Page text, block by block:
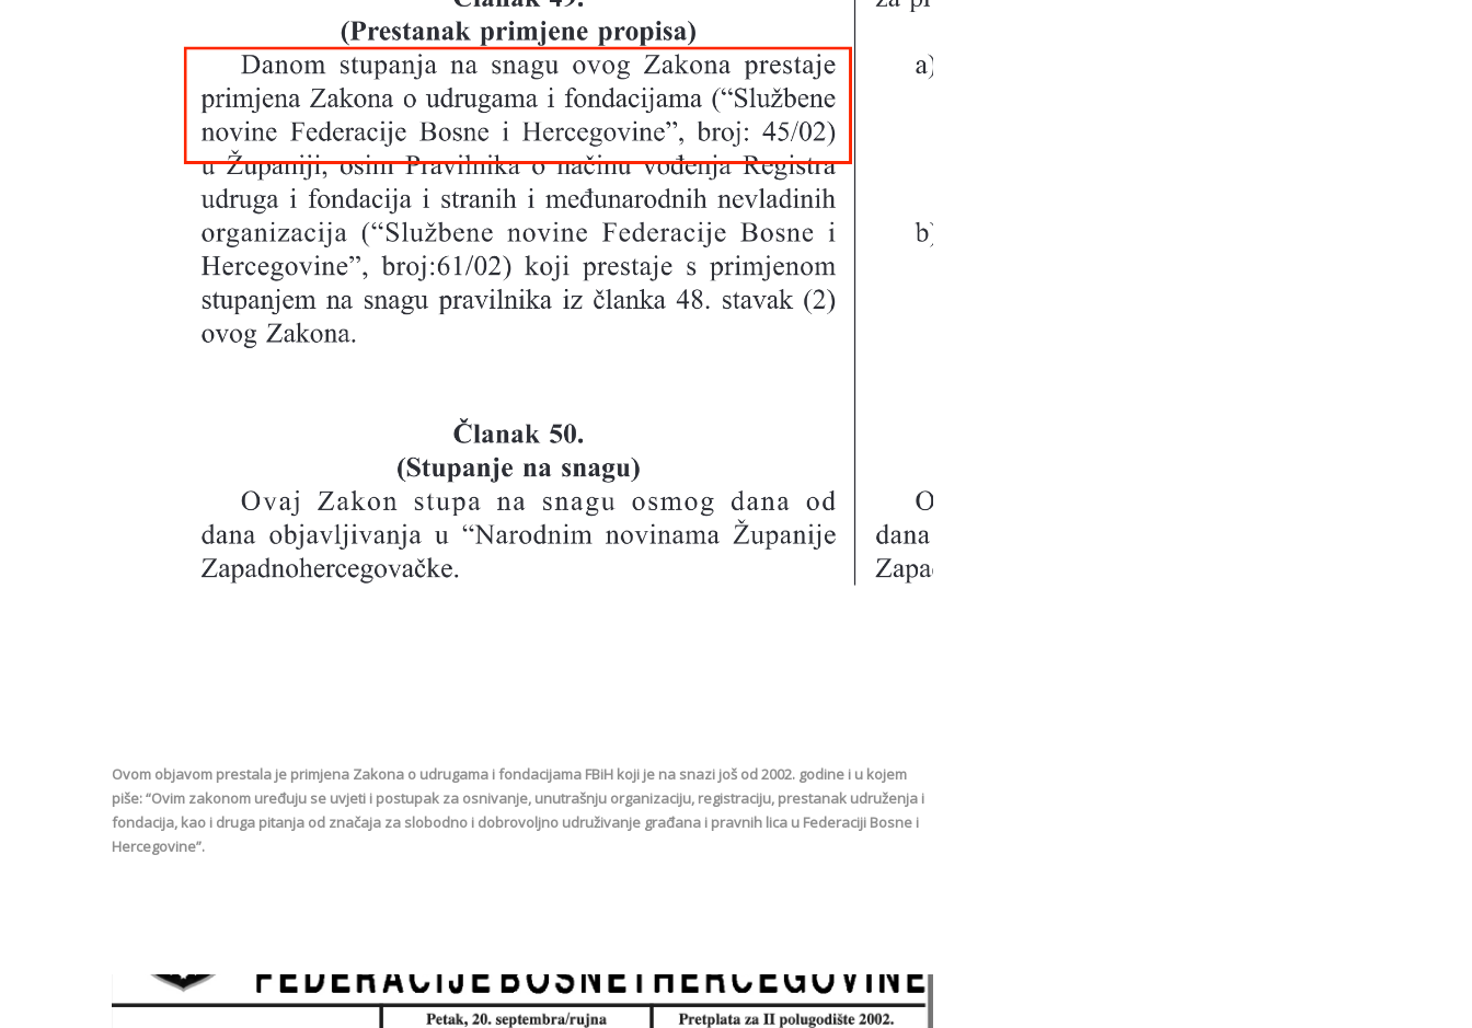
Ovom objavom prestala je primjena Zakona o udrugama i fondacijama FBiH koji je na snazi još od 2002. godine i u kojem
piše: “Ovim zakonom uređuju se uvjeti i postupak za osnivanje, unutrašnju organizaciju, registraciju, prestanak udruženja i
fondacija, kao i druga pitanja od značaja za slobodno i dobrovoljno udruživanje građana i pravnih lica u Federaciji Bosne i
Hercegovine”.